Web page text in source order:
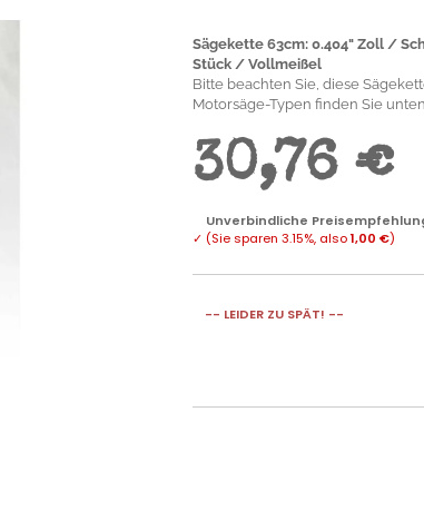
Sägekette 63cm: 0.404" Zoll /
Stück / Vollmeißel
Bitte beachten Sie, diese
Motorsäge-Typen finden Sie
30,76 €
Unverbindliche
✓ (Sie sparen 3.15%, also1,00 €)
-- LEIDER ZU SPÄT! --